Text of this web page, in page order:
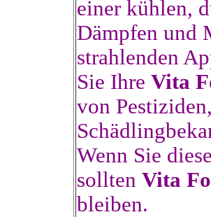
einer kühlen,
Dämpfen und
strahlenden
Sie Ihre Vita
von
Wenn Sie
sollten Vita
bleiben.